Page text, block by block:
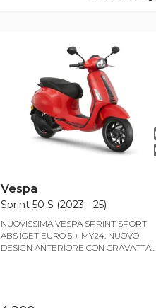
Vespa
Sprint 50 S (2023 - 25)
NUOVISSIMA VESPA SPRINT SPORT
ABS IGET EURO 5 + MY24. NUOVO
DESIGN ANTERIORE CON CRAVATTA...